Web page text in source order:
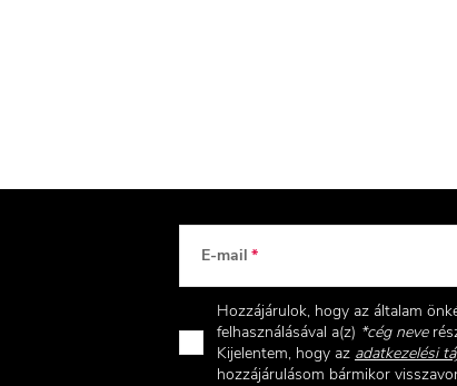
E-mail
Hozzájárulok, hogy az általam
felhasználásával a(z) *cég neve
Kijelentem, hogy az adatkezelési
hozzájárulásom bármikor